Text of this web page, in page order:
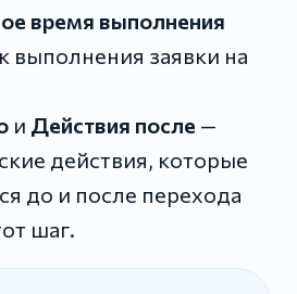
время выполнения
выполнения заявки на
и Действия после —
действия, которые
до и после перехода
шаг.